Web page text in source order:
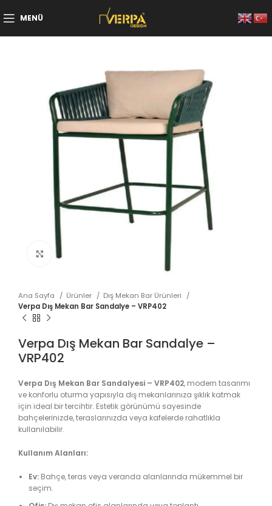
MENÜ
Büyütmek için tıklayın
Ana Sayfa Ürünler
Dış Mekan Bar Ürünleri
Verpa Dış Mekan Bar Sandalye – VRP402
Verpa Dış Mekan Bar Sandalye –
VRP402
Verpa Dış Mekan Bar Sandalyesi – VRP402, modern tasarımı
ve konforlu oturma yapısıyla dış mekanlarınıza şıklık katmak
için ideal bir tercihtir. Estetik görünümü sayesinde
bahçelerinizde, teraslarınızda veya kafelerde rahatlıkla
kullanılabilir.
Kullanım Alanları:
Ev: Bahçe, teras veya veranda alanlarında mükemmel bir
seçim.